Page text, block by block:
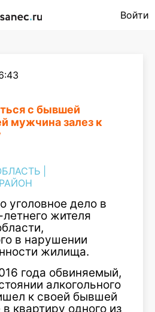
Войти
с бывшей
мужчина залез к
уголовное дело в
жителя
в нарушении
жилища.
года обвиняемый,
алкогольного
к своей бывшей
квартиру одного из